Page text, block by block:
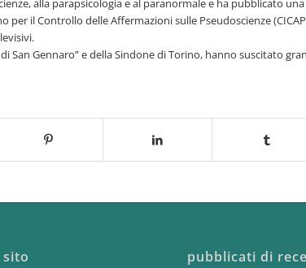
alla parapsicologia e al paranormale e ha pubblicato
per il Controllo delle Affermazioni sulle Pseudoscienze
Gennaro” e della Sindone di Torino, hanno suscitato
pubblicati di